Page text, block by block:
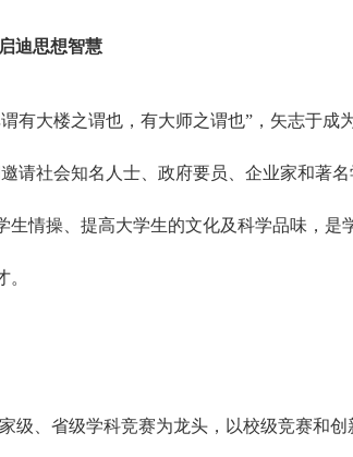
迪思想智慧
有大楼之谓也，有大师之谓也”，矢志于
请社会知名人士、政府要员、企业家和著
生情操、提高大学生的文化及科学品味，
级、省级学科竞赛为龙头，以校级竞赛和